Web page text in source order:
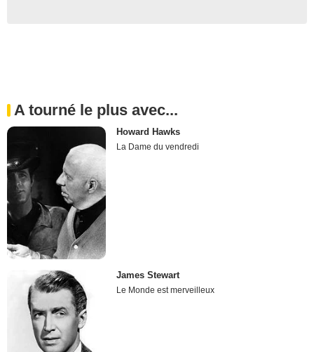
A tourné le plus avec...
Howard Hawks
La Dame du vendredi
James Stewart
Le Monde est merveilleux